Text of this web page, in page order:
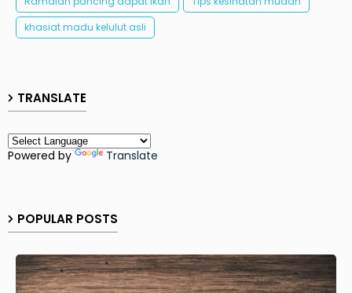
khasiat madu kelulut asli
TRANSLATE
Powered by Translate
POPULAR POSTS